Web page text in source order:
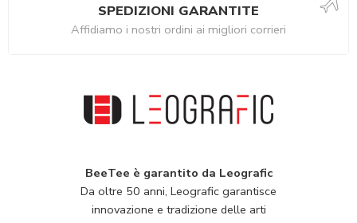
SPEDIZIONI GARANTITE
Affidiamo i nostri ordini ai migliori corrieri
BeeTee è garantito da Leografic
Da oltre 50 anni, Leografic garantisce
innovazione e tradizione delle arti